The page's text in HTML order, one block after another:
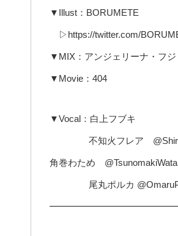
▼Illust：BORUMETE
▷https://twitter.com/
▼MIX：アンジェリーナ・フジ
▼Movie：404
▼Vocal：白上フブキ
不知火フレア
角巻わため
尾丸ポルカ